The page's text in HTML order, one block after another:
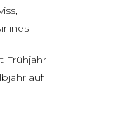
Frühjahr
auf